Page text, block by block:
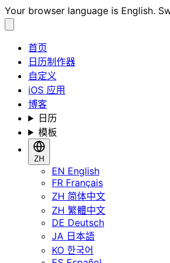
Your browser language is English.
首页
日历制作器
自定义
iOS 应用
博客
日历
模板
ZH
EN English
FR Français
ZH 简体中文
ZH 繁體中文
DE Deutsch
JA 日本語
KO 한국어